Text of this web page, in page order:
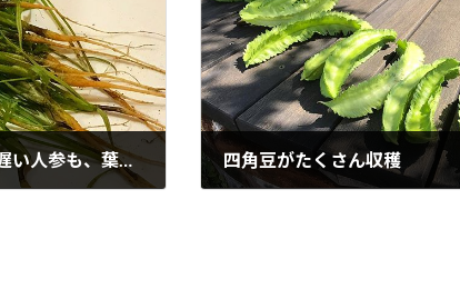
【人参の間引き】 発芽の遅い人参も、葉がお互いに当たるようになったら間引きを３回くらいに分けて行う。 間引きの株間は、１回目は2cm、２回目は3-4cm、３回目は7-10cmくらい。2、3回目は土寄せと追肥をする。 抜いた人参はもうオレンジになりかけています。なんだかもったいなく可愛そうな気になるのは僕だけじゃないはず。。。 四角豆がたくさん収穫